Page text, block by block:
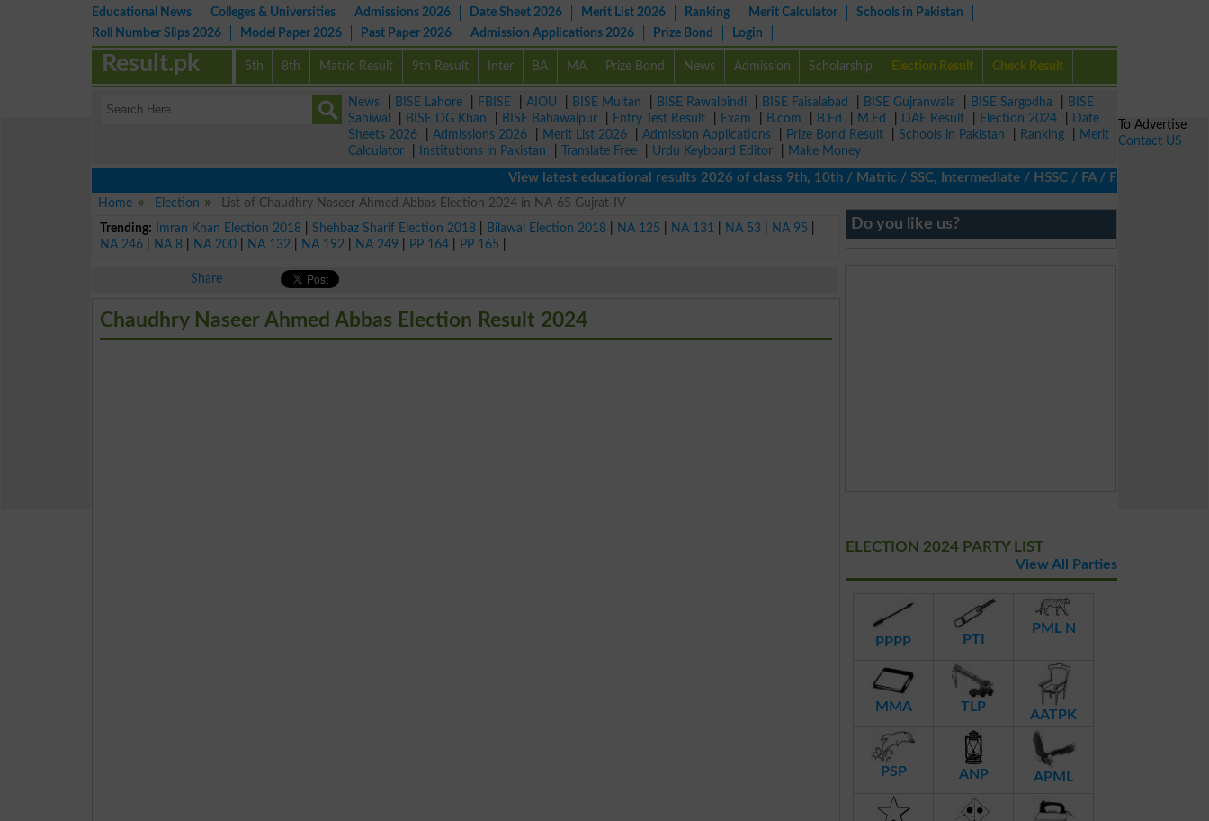
Educational News Colleges & Universities Admissions 2026 Date Sheet 2026 Merit List 2026 Ranking Merit Calculator
Schools in Pakistan
Roll Number Slips 2026
Model Paper 2026 Past Paper 2026 Admission Applications 2026 Prize Bond Login
5th 8th Matric Result 9th Result Inter BA MA Prize Bond News Admission Scholarship Election Result Check Result
Result.pk
News BISE Lahore FBISE AIOU BISE Multan BISE Rawalpindi BISE Faisalabad BISE Gujranwala BISE Sargodha
BISE
Sahiwal
BISE DG Khan BISE Bahawalpur Entry Test Result Exam B.com B.Ed M.Ed DAE Result Election 2024
Date
Sheets 2026
Admissions 2026 Merit List 2026 Admission Applications Prize Bond Result Schools in Pakistan Ranking
Merit
Calculator
Institutions in Pakistan Translate Free Urdu Keyboard Editor
Make Money
View latest educational results 2026 of class 9th, 10th / Matric / SSC, Intermediate / HSSC / FA / FSc / Inter, 5th /
Home
Election
List of Chaudhry Naseer Ahmed Abbas Election 2024 in NA-65 Gujrat-IV
Trending:
Imran Khan Election 2018 |Shehbaz Sharif Election 2018 Bilawal Election 2018 NA 125 NA 131 NA 53 NA 95
NA 246
NA 8 NA 200 NA 132 NA 192 NA 249 PP 164 PP 165
Share
Chaudhry Naseer Ahmed Abbas Election Result 2024
Do you like us?
ELECTION 2024 PARTY LIST
View All Parties
PPPP PTI
PML N
MMA TLP
AATPK
PSP ANP APML
To Advertise
Contact US